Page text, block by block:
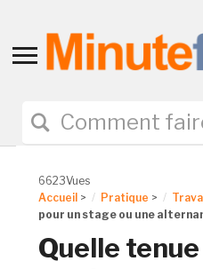
Toggle
navigation
6623Vues
Accueil > Pratique >
pour un stage ou une
Quelle